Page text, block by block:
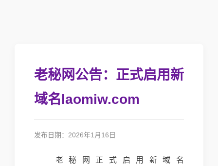
老秘网公告：正式启用新
域名laomiw.com
发布日期：2026年1月16日
老秘网正式启用新域名